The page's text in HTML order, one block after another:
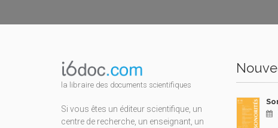
la libraire des documents scientifiques
Si vous êtes un éditeur scientifique, un
centre de recherche, un enseignant, un